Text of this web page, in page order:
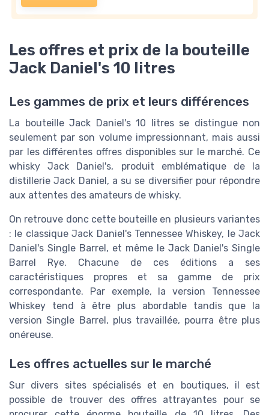
Les offres et prix de la bouteille
Jack Daniel's 10 litres
Les gammes de prix et leurs différences
La bouteille Jack Daniel's 10 litres se distingue non
seulement par son volume impressionnant, mais aussi
par les différentes offres disponibles sur le marché. Ce
whisky Jack Daniel's, produit emblématique de la
distillerie Jack Daniel, a su se diversifier pour répondre
aux attentes des amateurs de whisky.
On retrouve donc cette bouteille en plusieurs variantes
: le classique Jack Daniel's Tennessee Whiskey, le Jack
Daniel's Single Barrel, et même le Jack Daniel's Single
Barrel Rye. Chacune de ces éditions a ses
caractéristiques propres et sa gamme de prix
correspondante. Par exemple, la version Tennessee
Whiskey tend à être plus abordable tandis que la
version Single Barrel, plus travaillée, pourra être plus
onéreuse.
Les offres actuelles sur le marché
Sur divers sites spécialisés et en boutiques, il est
possible de trouver des offres attrayantes pour se